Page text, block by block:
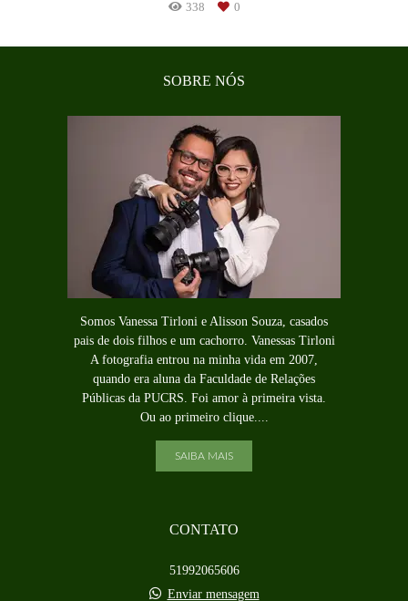
338 0
SOBRE NÓS
Somos Vanessa Tirloni e Alisson Souza, casados
pais de dois filhos e um cachorro. Vanessas Tirloni
A fotografia entrou na minha vida em 2007,
quando era aluna da Faculdade de Relações
Públicas da PUCRS. Foi amor à primeira vista.
Ou ao primeiro clique....
SAIBA MAIS
CONTATO
51992065606
Enviar mensagem